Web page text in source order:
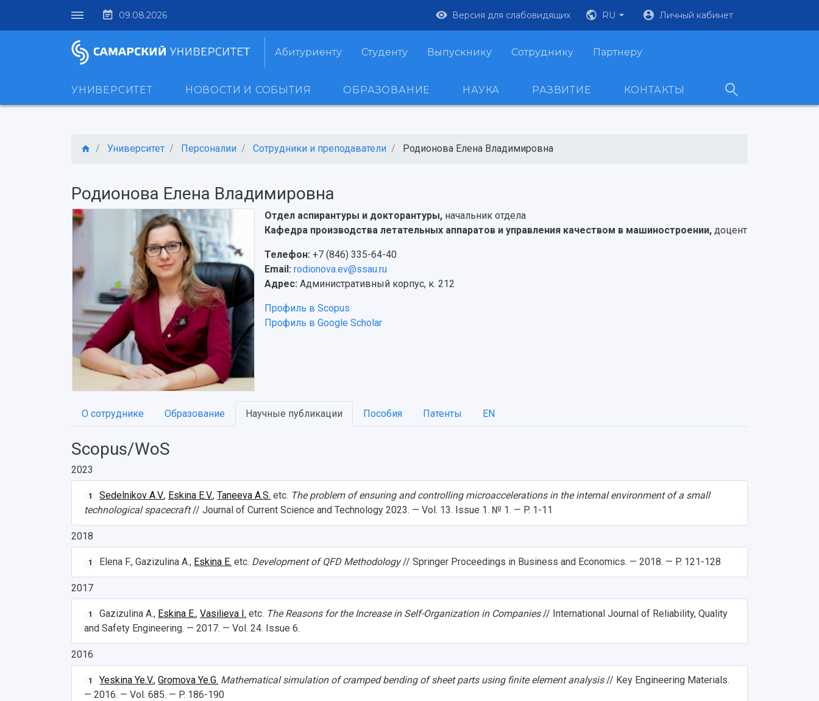
09.08.2026 Версия для слабовидящих RU Личный кабинет
Абитуриенту Студенту Выпускнику Сотруднику Партнеру
УНИВЕРСИТЕТ НОВОСТИ И СОБЫТИЯ ОБРАЗОВАНИЕ НАУКА РАЗВИТИЕ КОНТАКТЫ
Университет Персоналии Сотрудники и преподаватели Родионова Елена Владимировна
Родионова Елена Владимировна
Отдел аспирантуры и докторантуры, начальник отдела
Кафедра производства летательных аппаратов и управления качеством в машиностроении, доцент
Телефон: +7 (846) 335-64-40
Email: rodionova.ev@ssau.ru
Адрес: Административный корпус, к. 212
Профиль в Scopus
Профиль в Google Scholar
О сотруднике Образование Научные публикации Пособия Патенты EN
Scopus/WoS
2023
1 Sedelnikov A.V., Eskina E.V.,Taneeva A.S. etc. The problem of ensuring and controlling microaccelerations in the internal environment of a small
technological spacecraft// Journal of Current Science and Technology 2023. — Vol. 13. Issue 1. № 1. — P. 1-11
2018
1 Elena F., Gazizulina A., Eskina E. etc. Development of QFD Methodology// Springer Proceedings in Business and Economics. — 2018. — P. 121-128
2017
1 Gazizulina A., Eskina E.,Vasilieva I. etc. The Reasons for the Increase in Self-Organization in Companies// International Journal of Reliability, Quality
and Safety Engineering. — 2017. — Vol. 24. Issue 6.
2016
1 Yeskina Ye.V.,Gromova Ye.G. Mathematical simulation of cramped bending of sheet parts using finite element analysis// Key Engineering Materials.
— 2016. — Vol. 685. — P. 186-190